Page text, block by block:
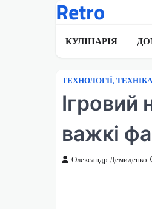
Retro
КУЛІНАРІЯ
ТЕХНОЛОГІЇ,
Ігровий
важкі
Олександр Демиденко